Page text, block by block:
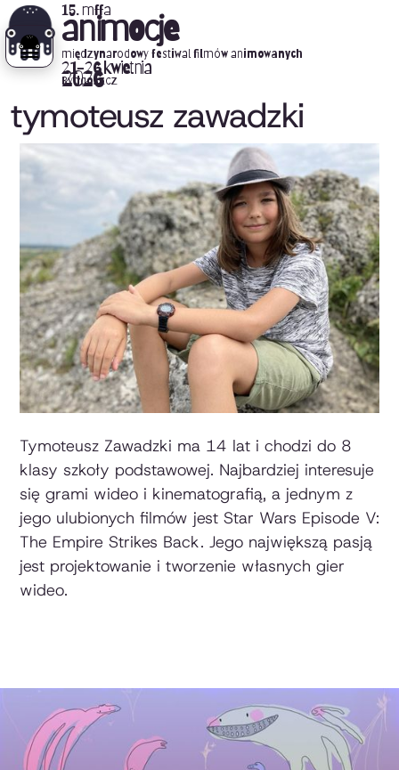
15. mffa
animocje
2026
międzynarodowy festiwal filmów animowanych
21-26 kwietnia
Bydgoszcz
tymoteusz zawadzki
Tymoteusz Zawadzki ma 14 lat i chodzi do 8
klasy szkoły podstawowej. Najbardziej interesuje
się grami wideo i kinematografią, a jednym z
jego ulubionych filmów jest Star Wars Episode V:
The Empire Strikes Back. Jego największą pasją
jest projektowanie i tworzenie własnych gier
wideo.